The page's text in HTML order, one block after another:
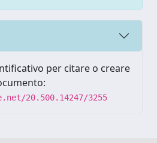
per citare o creare
20.500.14247/3255